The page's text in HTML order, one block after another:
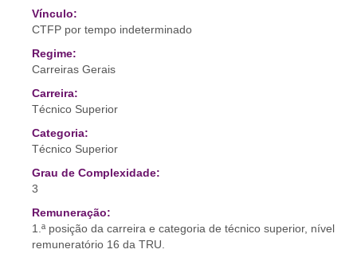
Vínculo:
CTFP por tempo indeterminado
Regime:
Carreiras Gerais
Carreira:
Técnico Superior
Categoria:
Técnico Superior
Grau de Complexidade:
3
Remuneração:
1.ª posição da carreira e categoria de técnico superior, nível
remuneratório 16 da TRU.